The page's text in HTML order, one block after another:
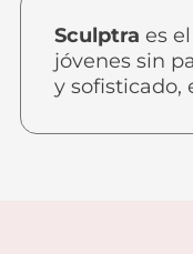
Sculptra es
jóvenes sin
y sofisticado,